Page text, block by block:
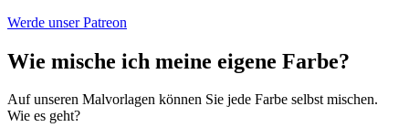
Werde unser Patreon
Wie mische ich meine eigene Farbe?
Auf unseren Malvorlagen können Sie jede Farbe selbst mischen.
Wie es geht?